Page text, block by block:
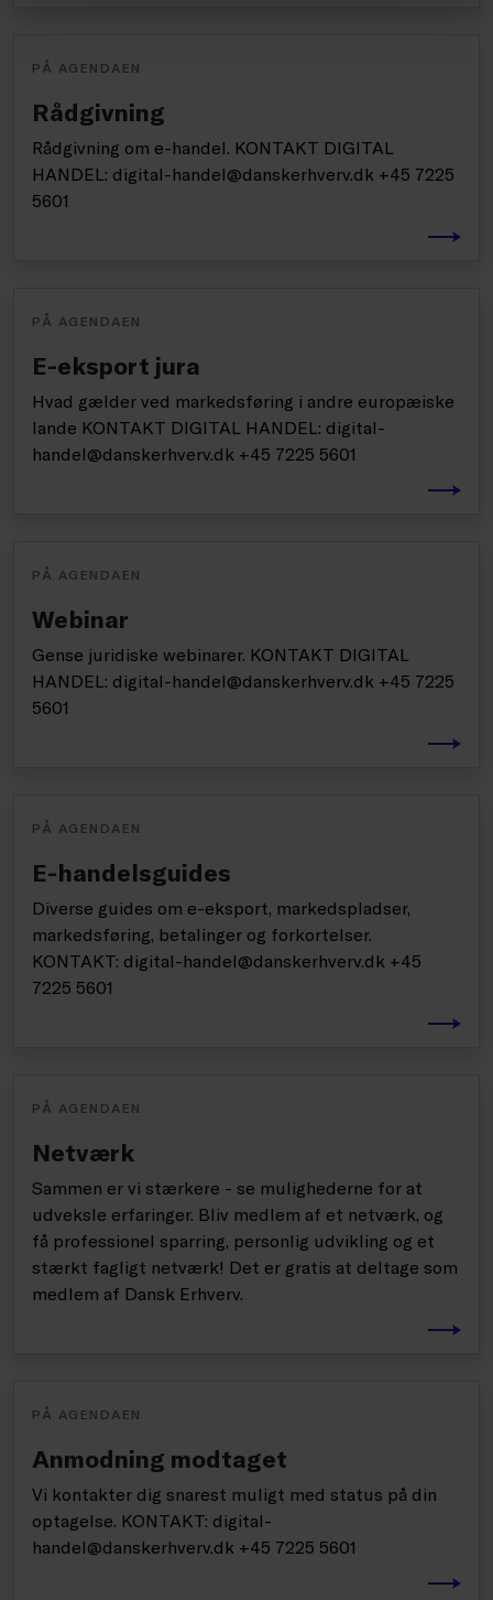
PÅ AGENDAEN
Rådgivning
Rådgivning om e-handel. KONTAKT DIGITAL
HANDEL: digital-handel@danskerhverv.dk +45 7225
5601
PÅ AGENDAEN
E-eksport jura
Hvad gælder ved markedsføring i andre europæiske
lande KONTAKT DIGITAL HANDEL: digital-
handel@danskerhverv.dk +45 7225 5601
PÅ AGENDAEN
Webinar
Gense juridiske webinarer. KONTAKT DIGITAL
HANDEL: digital-handel@danskerhverv.dk +45 7225
5601
PÅ AGENDAEN
E-handelsguides
Diverse guides om e-eksport, markedspladser,
markedsføring, betalinger og forkortelser.
KONTAKT: digital-handel@danskerhverv.dk +45
7225 5601
PÅ AGENDAEN
Netværk
Sammen er vi stærkere - se mulighederne for at
udveksle erfaringer. Bliv medlem af et netværk, og
få professionel sparring, personlig udvikling og et
stærkt fagligt netværk! Det er gratis at deltage som
medlem af Dansk Erhverv.
PÅ AGENDAEN
Anmodning modtaget
Vi kontakter dig snarest muligt med status på din
optagelse. KONTAKT: digital-
handel@danskerhverv.dk +45 7225 5601